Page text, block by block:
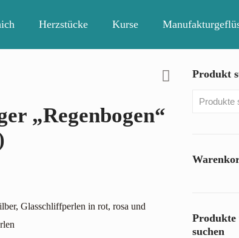
Herzstücke Kurse
„Regenbogen“
Glasschliffperlen in rot, rosa und
Produkt
Produkte
suchen